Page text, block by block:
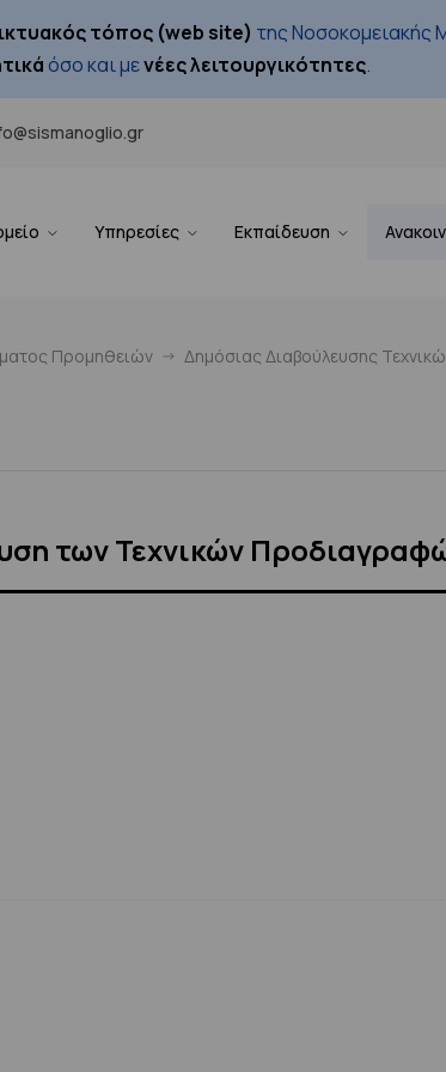
τόπος (web site) της Νοσοκομειακής
όσο και μενέες λειτουργικότητες.
Υπηρεσίες Εκπαίδευση
Προμηθειών Δημόσιας Διαβούλευσης
των Τεχνικών